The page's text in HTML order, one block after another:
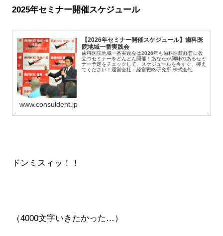
2025年セミナー開催スケジュール
【2026年セミナー開催スケジュール】歯科医
院地域一番実践会
歯科医院地域一番実践会は2026年も歯科医院経営に役
立つセミナーをどんどん開催！あなたが興味のあるセミ
ナー予定をチェックして、スケジュールを今すぐ、抑え
てください！運営会社：経営戦略研究所 株式会社
www.consuldent.jp
ドンミスィッ！！
（4000文字いきたかった…）